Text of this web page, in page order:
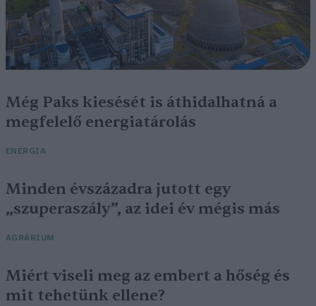
Még Paks kiesését is áthidalhatná a
megfelelő energiatárolás
ENERGIA
Minden évszázadra jutott egy
„szuperaszály”, az idei év mégis más
AGRÁRIUM
Miért viseli meg az embert a hőség és
mit tehetünk ellene?